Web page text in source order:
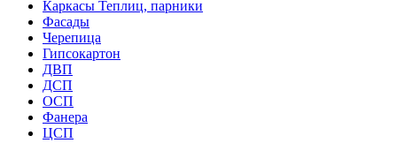
Каркасы Теплиц, парники
Фасады
Черепица
Гипсокартон
ДВП
ДСП
ОСП
Фанера
ЦСП